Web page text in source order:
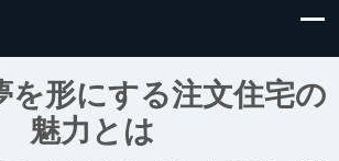
を形にする注文住宅の
魅力とは